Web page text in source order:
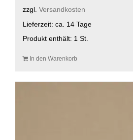
zzgl. Versandkosten
Lieferzeit: ca. 14 Tage
Produkt enthält: 1 St.
In den Warenkorb